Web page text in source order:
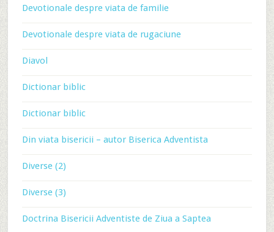
Devotionale despre viata de familie
Devotionale despre viata de rugaciune
Diavol
Dictionar biblic
Dictionar biblic
Din viata bisericii – autor Biserica Adventista
Diverse (2)
Diverse (3)
Doctrina Bisericii Adventiste de Ziua a Saptea